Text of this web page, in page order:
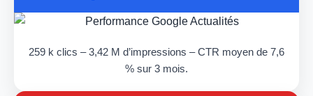
259 k clics – 3,42 M d’impressions – CTR moyen de 7,6
% sur 3 mois.